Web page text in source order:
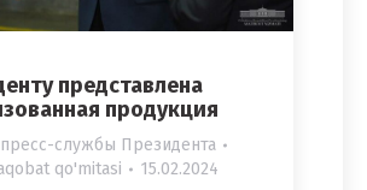
представлена
продукция
службы Президента
qo'mitasi 15.02.2024